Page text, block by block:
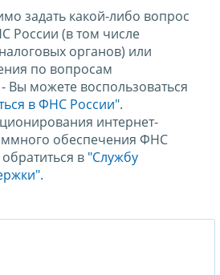
задать какой-либо вопрос
России (в том числе
органов) или
по вопросам
Вы можете воспользоваться
в ФНС России".
интернет-
обеспечения ФНС
в "Службу